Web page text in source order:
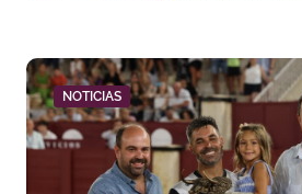
a
d
a
NOTICIAS